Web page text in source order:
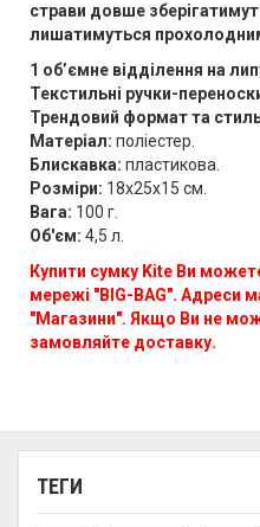
ТЕГИ
страви довше
лишатимуться
1 об’ємне відділення на
Текстильні ручки-
Трендовий формат та
Матеріал: поліестер
Блискавка: пластикова
Розміри: 18x25x15 см.
Вага: 100 г.
Об'єм: 4,5 л.
Купити сумку Kite Ви
мережі "BIG-BAG". Адреси
"Магазини". Якщо Ви не
замовляйте доставку.